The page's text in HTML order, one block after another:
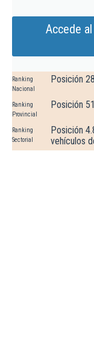
Accede
Ranking
Nacional
Posición
Ranking
Provincial
Posición
Ranking
Sectorial
Posición
vehículos